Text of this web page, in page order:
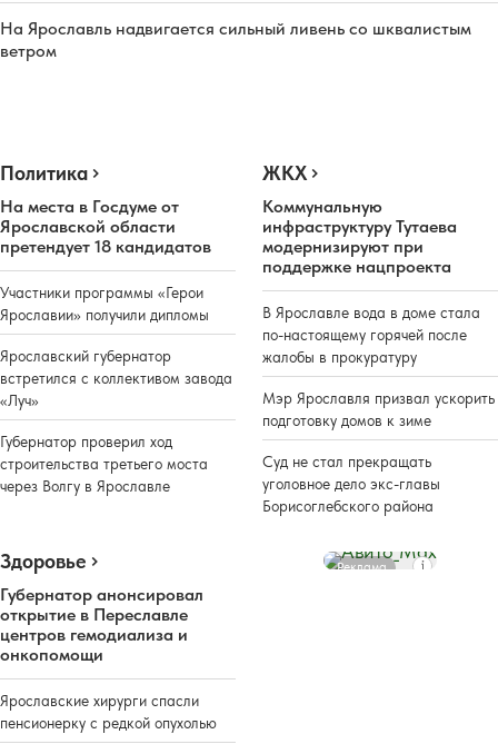
На Ярославль надвигается сильный ливень со шквалистым
ветром
Политика
На места в Госдуме от
Ярославской области
претендует 18 кандидатов
Участники программы «Герои
Ярославии» получили дипломы
Ярославский губернатор
встретился с коллективом завода
«Луч»
Губернатор проверил ход
строительства третьего моста
через Волгу в Ярославле
ЖКХ
Коммунальную
инфраструктуру Тутаева
модернизируют при
поддержке нацпроекта
В Ярославле вода в доме стала
по-настоящему горячей после
жалобы в прокуратуру
Мэр Ярославля призвал ускорить
подготовку домов к зиме
Суд не стал прекращать
уголовное дело экс-главы
Борисоглебского района
Здоровье
Губернатор анонсировал
открытие в Переславле
центров гемодиализа и
онкопомощи
Ярославские хирурги спасли
пенсионерку с редкой опухолью
Реклама